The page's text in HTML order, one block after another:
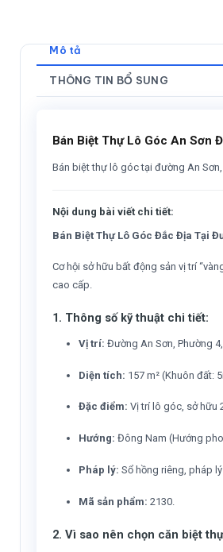
Mô tả
THÔNG TIN BỔ SUNG
Bán Biệt Thự Lô Góc An Sơn
Bán biệt thự lô góc tại đường An
Nội dung bài viết chi tiết:
Bán Biệt Thự Lô Góc Đắc Địa Tại
Cơ hội sở hữu bất động sản vị trí
cao cấp.
1. Thông số kỹ thuật chi tiết:
Vị trí: Đường An Sơn, Phường 4,
Diện tích: 157 m² (Khuôn đất:
Đặc điểm: Vị trí lô góc, sở hữu
Hướng: Đông Nam (Hướng
Pháp lý: Sổ hồng riêng, pháp
Mã sản phẩm: 2130.
2. Vì sao nên chọn căn biệt